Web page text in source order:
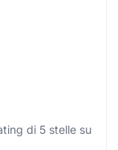
di 5 stelle su